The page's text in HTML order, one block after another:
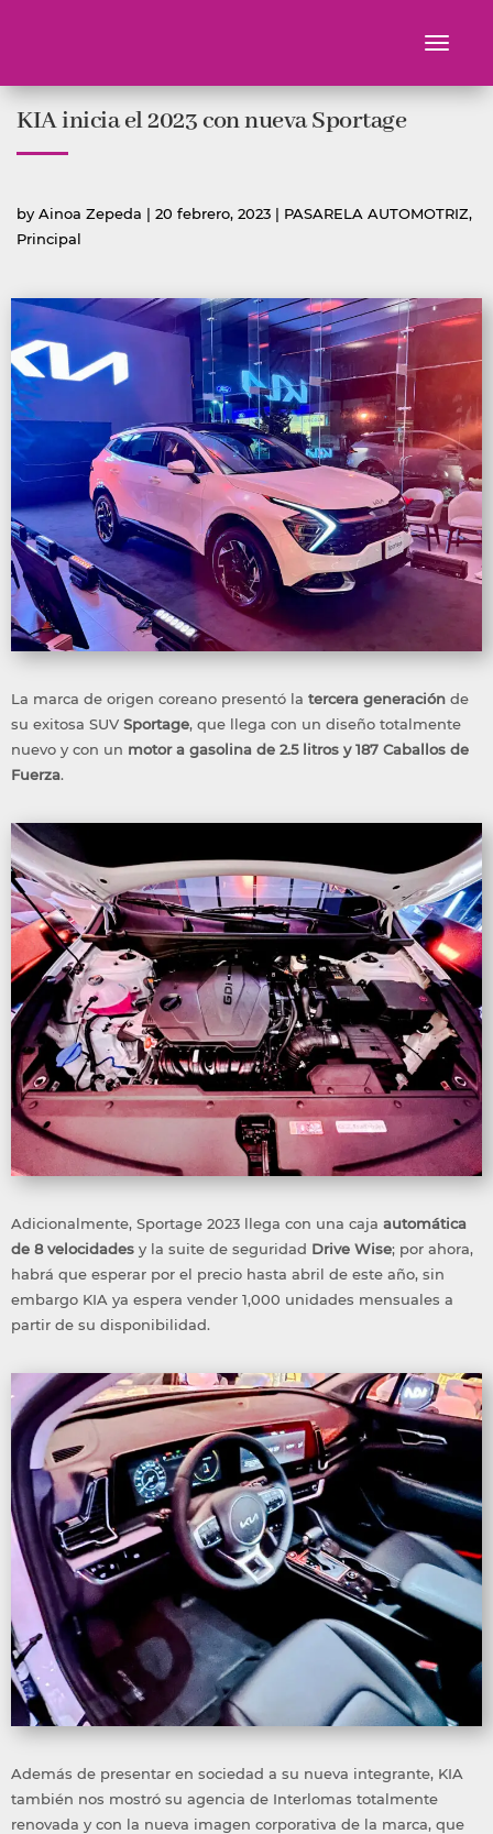
Toggle
KIA inicia el 2023 con nueva Sportage
by Publicado
por
Ainoa Zepeda | 20 febrero, 2023 | Publicada
PASARELA AUTOMOTRIZ,
Principal
La marca de origen coreano presentó la tercera generación de
su exitosa SUV Sportage, que llega con un diseño totalmente
nuevo y con un motor a gasolina de 2.5 litros y 187 Caballos de
Fuerza.
Adicionalmente, Sportage 2023 llega con una caja automática
de 8 velocidades y la suite de seguridad Drive Wise; por ahora,
habrá que esperar por el precio hasta abril de este año, sin
embargo KIA ya espera vender 1,000 unidades mensuales a
partir de su disponibilidad.
Además de presentar en sociedad a su nueva integrante, KIA
también nos mostró su agencia de Interlomas totalmente
renovada y con la nueva imagen corporativa de la marca, que